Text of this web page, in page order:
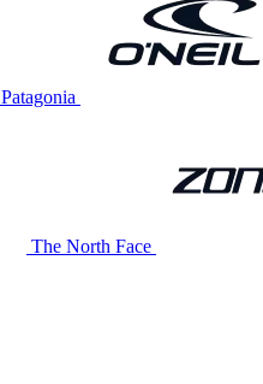
Patagonia
The North Face